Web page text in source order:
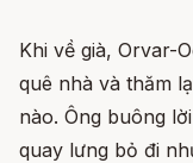
Khi về già, Orvar-
quê nhà và thăm
nào. Ông buông
quay lưng bỏ đi